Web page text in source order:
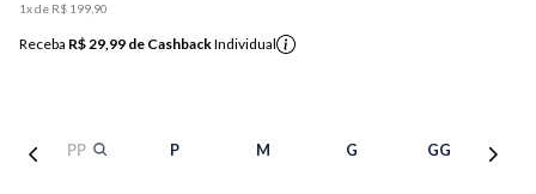
1x de R$ 199 90
Receba R$ 29,99 de CashbackIndividual
PP P M G GG